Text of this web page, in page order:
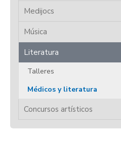
Medijocs
Música
Literatura
Talleres
Médicos y literatura
Concursos artísticos